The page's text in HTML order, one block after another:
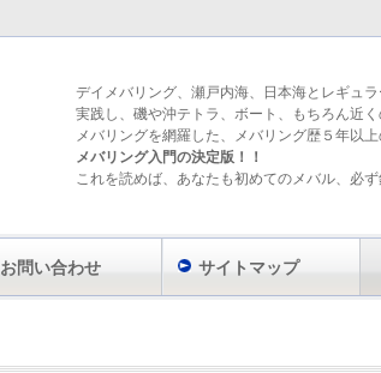
デイメバリング、瀬戸内海、日本海とレギュ
実践し、磯や沖テトラ、ボート、もちろん近
メバリングを網羅した、メバリング歴５年以
メバリング入門の決定版！！
これを読めば、あなたも初めてのメバル、必ず
お問い合わせ サイトマップ